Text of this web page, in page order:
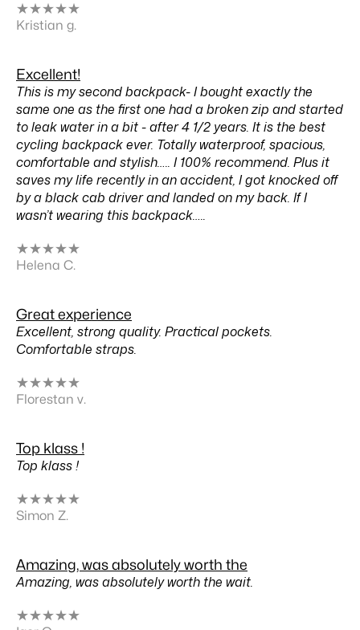
★★★★★
Kristian g.
Excellent!
This is my second backpack- I bought exactly the
same one as the first one had a broken zip and started
to leak water in a bit - after 4 1/2 years. It is the best
cycling backpack ever. Totally waterproof, spacious,
comfortable and stylish….. I 100% recommend. Plus it
saves my life recently in an accident, I got knocked off
by a black cab driver and landed on my back. If I
wasn’t wearing this backpack…..
★★★★★
Helena C.
Great experience
Excellent, strong quality. Practical pockets.
Comfortable straps.
★★★★★
Florestan v.
Top klass !
Top klass !
★★★★★
Simon Z.
Amazing, was absolutely worth the
Amazing, was absolutely worth the wait.
★★★★★